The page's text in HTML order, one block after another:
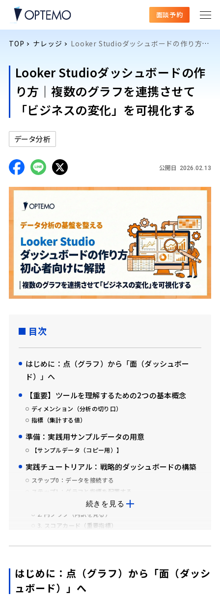
面談予約
TOP ナレッジ Looker Studioダッシュボードの作り方｜複数のグラフを連携させて「ビジネスの変化」を可視化する
Looker Studioダッシュボードの作
り方｜複数のグラフを連携させて
「ビジネスの変化」を可視化する
データ分析
公開日 2026.02.13
目次
はじめに：点（グラフ）から「面（ダッシュボー
ド）」へ
【重要】ツールを理解するための2つの基本概念
ディメンション（分析の切り口）
指標（集計する値）
準備：実践用サンプルデータの用意
【サンプルデータ（コピー用）】
実践チュートリアル：戦略的ダッシュボードの構築
ステップ0：データを接続する
ステップ1：グラフと指標を配置する
1. 時系列グラフ（売上の推移を見る）
2. 円グラフ（内訳を見る）
3. スコアカード（重要指標）
作る
ステップ4：レイアウトの整理（Zの法則）
成功のポイント：情報の優先順位を「配置」でコントロール
する
続きを見る
はじめに：点（グラフ）から「面（ダッシ
ュボード）」へ